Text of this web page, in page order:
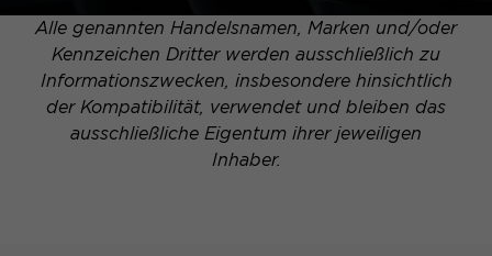
Alle genannten Handelsnamen, Marken und/oder
Kennzeichen Dritter werden ausschließlich zu
Informationszwecken, insbesondere hinsichtlich
der Kompatibilität, verwendet und bleiben das
ausschließliche Eigentum ihrer jeweiligen
Inhaber.